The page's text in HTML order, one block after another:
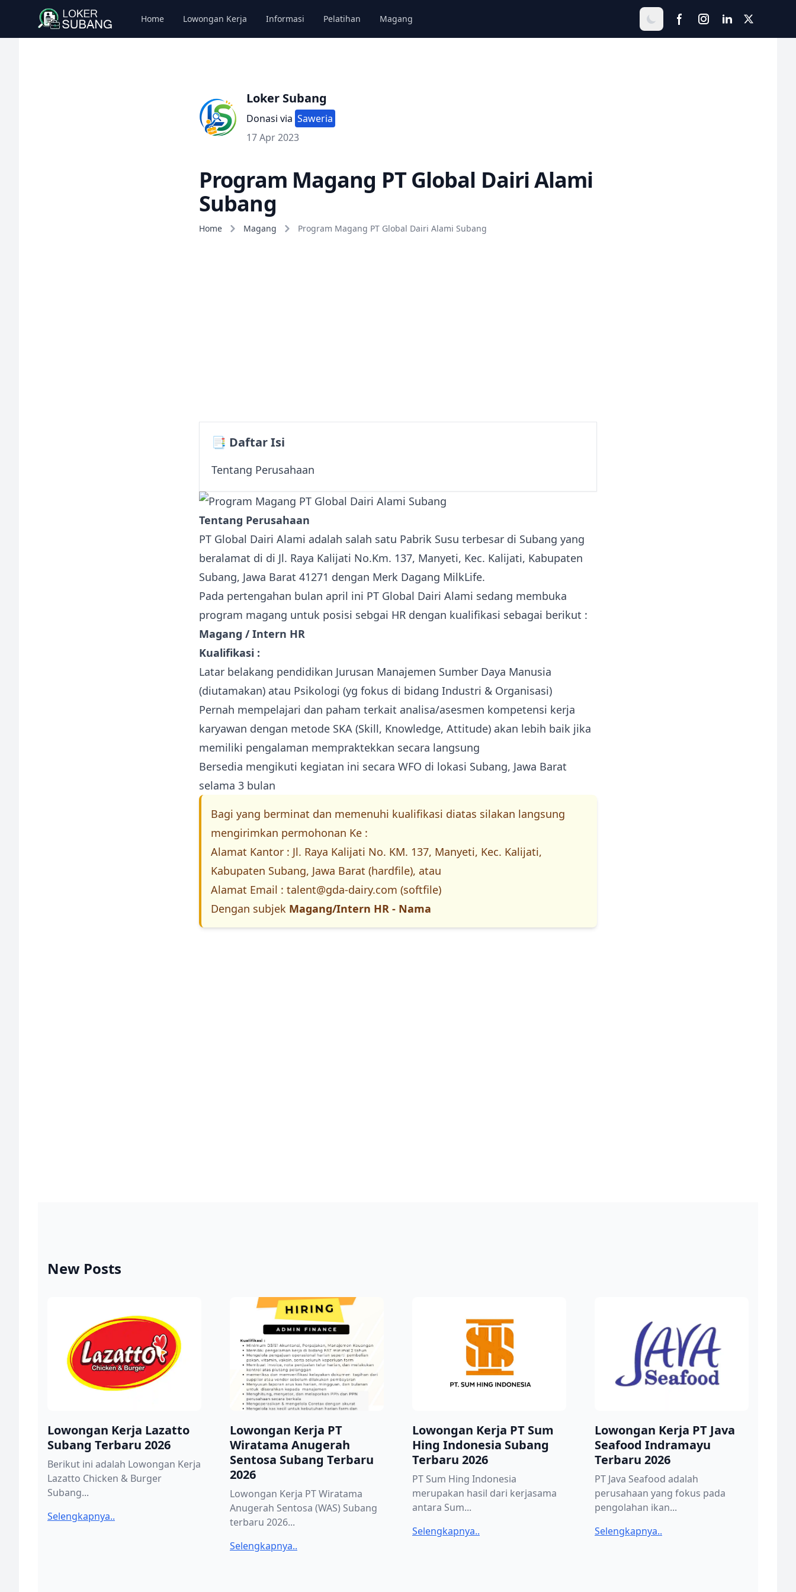
Home Lowongan Kerja Informasi Pelatihan Magang
Loker Subang
Donasi via Saweria
17 Apr 2023
Program Magang PT Global Dairi Alami
Subang
Home Magang Program Magang PT Global Dairi Alami Subang
📑 Daftar Isi
Tentang Perusahaan
Tentang Perusahaan
PT Global Dairi Alami adalah salah satu Pabrik Susu terbesar di Subang yang
beralamat di di Jl. Raya Kalijati No.Km. 137, Manyeti, Kec. Kalijati, Kabupaten
Subang, Jawa Barat 41271 dengan Merk Dagang MilkLife.
Pada pertengahan bulan april ini PT Global Dairi Alami sedang membuka
program magang untuk posisi sebgai HR dengan kualifikasi sebagai berikut :
Magang / Intern HR
Kualifikasi :
Latar belakang pendidikan Jurusan Manajemen Sumber Daya Manusia
(diutamakan) atau Psikologi (yg fokus di bidang Industri & Organisasi)
Pernah mempelajari dan paham terkait analisa/asesmen kompetensi kerja
karyawan dengan metode SKA (Skill, Knowledge, Attitude) akan lebih baik jika
memiliki pengalaman mempraktekkan secara langsung
Bersedia mengikuti kegiatan ini secara WFO di lokasi Subang, Jawa Barat
selama 3 bulan
Bagi yang berminat dan memenuhi kualifikasi diatas silakan langsung
mengirimkan permohonan Ke :
Alamat Kantor : Jl. Raya Kalijati No. KM. 137, Manyeti, Kec. Kalijati,
Kabupaten Subang, Jawa Barat (hardfile), atau
Alamat Email : talent@gda-dairy.com (softfile)
Dengan subjek Magang/Intern HR - Nama
New Posts
Lowongan Kerja Lazatto
Subang Terbaru 2026
Berikut ini adalah Lowongan Kerja
Lazatto Chicken & Burger
Subang...
Selengkapnya..
Lowongan Kerja PT
Wiratama Anugerah
Sentosa Subang Terbaru
2026
Lowongan Kerja PT Wiratama
Anugerah Sentosa (WAS) Subang
terbaru 2026...
Selengkapnya..
Lowongan Kerja PT Sum
Hing Indonesia Subang
Terbaru 2026
PT Sum Hing Indonesia
merupakan hasil dari kerjasama
antara Sum...
Selengkapnya..
Lowongan Kerja PT Java
Seafood Indramayu
Terbaru 2026
PT Java Seafood adalah
perusahaan yang fokus pada
pengolahan ikan...
Selengkapnya..